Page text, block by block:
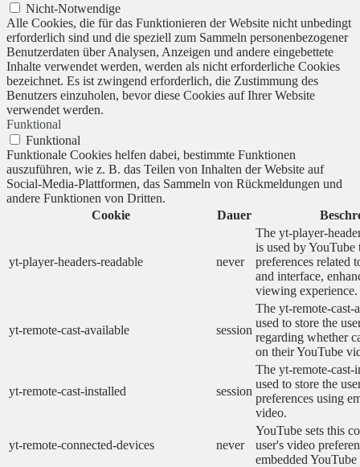
Nicht-Notwendige
Alle Cookies, die für das Funktionieren der Website nicht unbedingt
erforderlich sind und die speziell zum Sammeln personenbezogener
Benutzerdaten über Analysen, Anzeigen und andere eingebettete
Inhalte verwendet werden, werden als nicht erforderliche Cookies
bezeichnet. Es ist zwingend erforderlich, die Zustimmung des
Benutzers einzuholen, bevor diese Cookies auf Ihrer Website
verwendet werden.
Funktional
Funktional
Funktionale Cookies helfen dabei, bestimmte Funktionen
auszuführen, wie z. B. das Teilen von Inhalten der Website auf
Social-Media-Plattformen, das Sammeln von Rückmeldungen und
andere Funktionen von Dritten.
Cookie
Dauer
yt-player-headers-readable never
The yt-player-
is used by YouTube
preferences related
and interface,
viewing experience.
yt-remote-cast-available session
The yt-remote-cast-
used to store the
regarding whether
on their YouTube
yt-remote-cast-installed session
The yt-remote-cast-
used to store the
preferences using
video.
yt-remote-connected-devices never
YouTube sets this
user's video
embedded